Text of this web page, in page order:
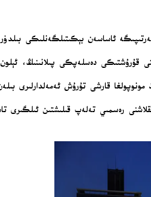
ئاساسەن بېكىتىلگەنلىكى
قۇرۇشتىكى دەسلەپكى پىلانىنىڭ،
مونوپولغا قارشى تۇرۇش ئەمەلدارلىرى
رەسمىي تەلەپ قىلىشتىن ئىلگىرى